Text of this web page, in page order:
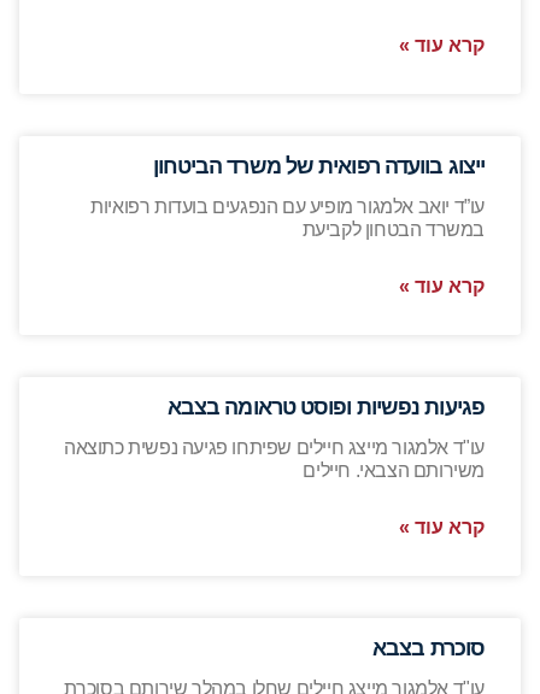
קרא עוד »
ייצוג בוועדה רפואית של משרד הביטחון
עו”ד יואב אלמגור מופיע עם הנפגעים בועדות רפואיות
במשרד הבטחון לקביעת
קרא עוד »
פגיעות נפשיות ופוסט טראומה בצבא
עו"ד אלמגור מייצג חיילים שפיתחו פגיעה נפשית כתוצאה
משירותם הצבאי. חיילים
קרא עוד »
סוכרת בצבא
עו"ד אלמגור מייצג חיילים שחלו במהלך שירותם בסוכרת